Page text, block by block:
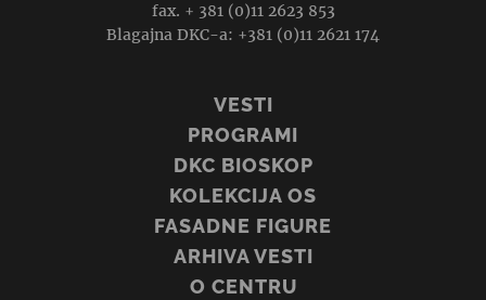
fax. + 381 (0)11 2623 853
Blagajna DKC-a: +381 (0)11 2621 174
VESTI
PROGRAMI
DKC BIOSKOP
KOLEKCIJA OS
FASADNE FIGURE
ARHIVA VESTI
O CENTRU